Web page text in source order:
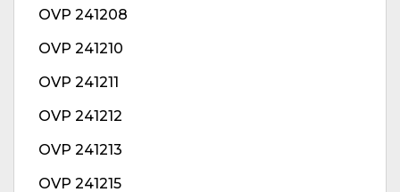
OVP 241208
OVP 241210
OVP 241211
OVP 241212
OVP 241213
OVP 241215